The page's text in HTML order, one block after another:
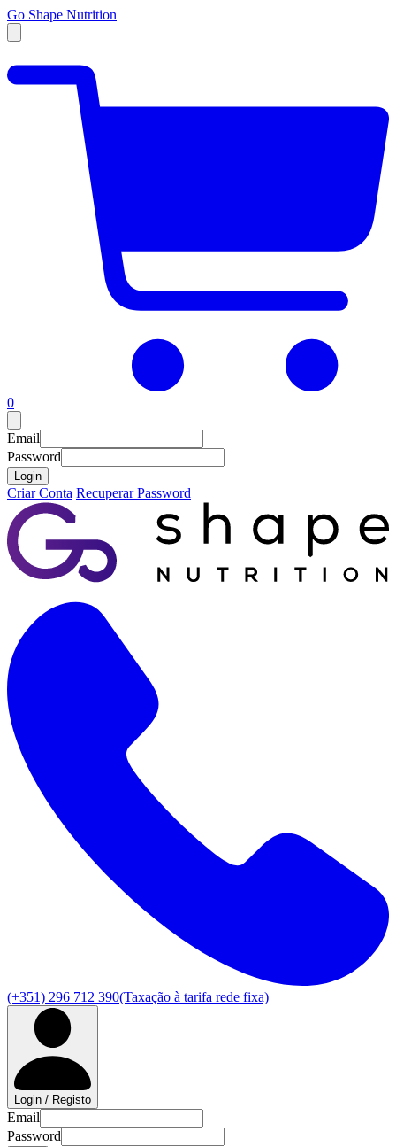
Go Shape Nutrition
0
Email
Password
Login
Criar Conta Recuperar Password
(+351) 296 712 390(Taxação à tarifa rede fixa)
Login / Registo
Email
Password